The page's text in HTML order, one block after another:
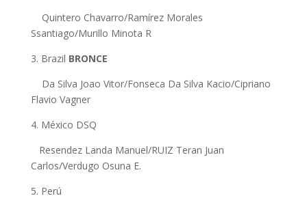
Quintero Chavarro/Ramírez Morales
Ssantiago/Murillo Minota R
3. Brazil BRONCE
Da Silva Joao Vitor/Fonseca Da Silva Kacio/Cipriano
Flavio Vagner
4. México DSQ
Resendez Landa Manuel/RUIZ Teran Juan
Carlos/Verdugo Osuna E.
5. Perú